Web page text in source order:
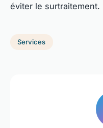
éviter le surtraitement.
Services